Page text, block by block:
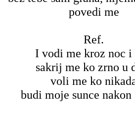
povedi me
Ref.
I vodi me kroz noc i
sakrij me ko zrno u
voli me ko
budi moje sunce nakon